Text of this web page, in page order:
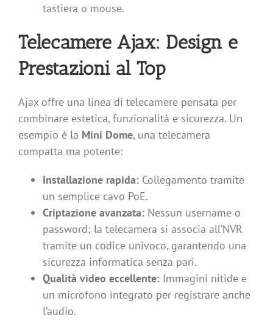
tastiera o mouse.
Telecamere Ajax: Design e
Prestazioni al Top
Ajax offre una linea di telecamere pensata per
combinare estetica, funzionalità e sicurezza. Un
esempio è la Mini Dome, una telecamera
compatta ma potente:
Installazione rapida: Collegamento tramite
un semplice cavo PoE.
Criptazione avanzata: Nessun username o
password; la telecamera si associa all’NVR
tramite un codice univoco, garantendo una
sicurezza informatica senza pari.
Qualità video eccellente: Immagini nitide e
un microfono integrato per registrare anche
l’audio.